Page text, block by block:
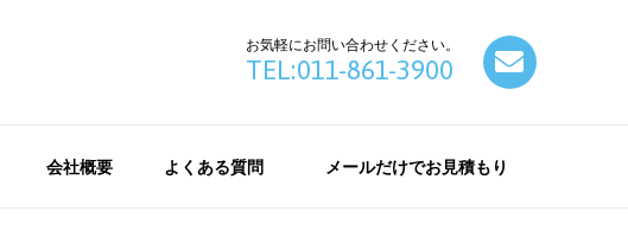
お気軽にお問い合わせください。
TEL:011-861-3900
会社概要 よくある質問 メールだけでお見積もり